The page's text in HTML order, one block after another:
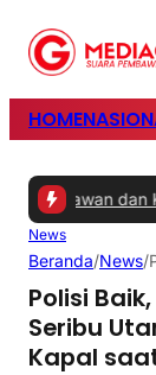
HOME
dan
News
Beranda/News/
Polisi
Seribu
Kapal